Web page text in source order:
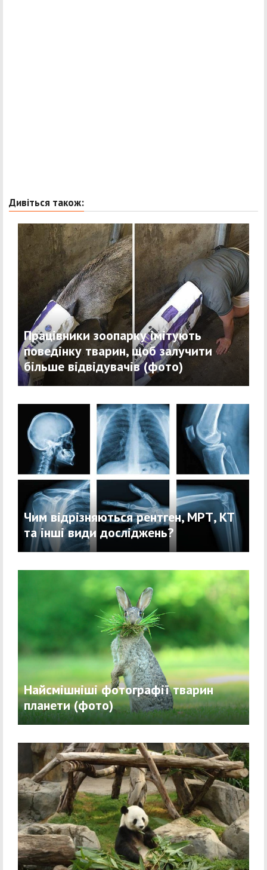
Дивіться також:
Працівники зоопарку імітують
поведінку тварин, щоб залучити
більше відвідувачів (фото)
Чим відрізняються рентген, МРТ, КТ
та інші види досліджень?
Найсмішніші фотографії тварин
планети (фото)